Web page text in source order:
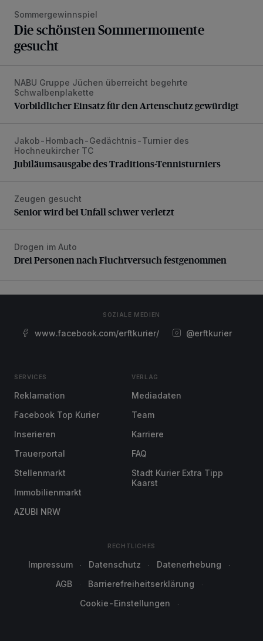
Sommergewinnspiel
Die schönsten Sommermomente
gesucht
Vorbildlicher Einsatz für den Artenschutz gewürdigt
NABU Gruppe Jüchen überreicht begehrte
Schwalbenplakette
Vorbildlicher Einsatz für den Artenschutz gewürdigt
Jubiläumsausgabe des Traditions-Tennisturniers
Jakob-Hombach-Gedächtnis-Turnier des
Hochneukircher TC
Jubiläumsausgabe des Traditions-Tennisturniers
Senior wird bei Unfall schwer verletzt
Zeugen gesucht
Senior wird bei Unfall schwer verletzt
Drei Personen nach Fluchtversuch festgenommen
Drogen im Auto
Drei Personen nach Fluchtversuch festgenommen
SOZIALE MEDIEN
www.facebook.com/erftkurier/ @erftkurier
SERVICES
Reklamation
Facebook Top Kurier
Inserieren
Trauerportal
Stellenmarkt
Immobilienmarkt
AZUBI NRW
VERLAG
Mediadaten
Team
Karriere
FAQ
Stadt Kurier Extra Tipp
Kaarst
RECHTLICHES
Impressum Datenschutz
Datenerhebung
AGB
Barrierefreiheitserklärung
Cookie-Einstellungen